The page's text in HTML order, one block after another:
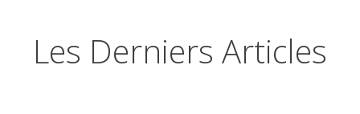
Les Derniers Articles